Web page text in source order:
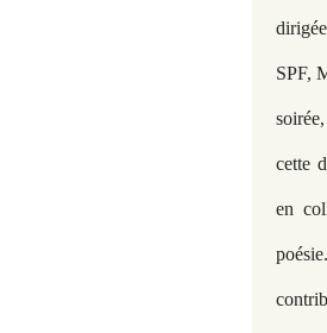
SPF,
cette
en